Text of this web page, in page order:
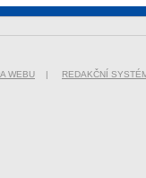
WEBU | REDAKČNÍ